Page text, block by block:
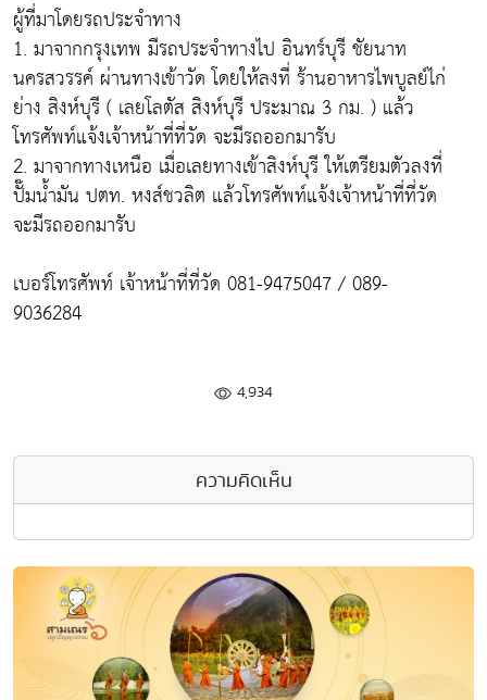
ผู้ที่มาโดยรถประจำทาง
1. มาจากกรุงเทพ มีรถประจำทางไป อินทร์บุรี ชัยนาท
นครสวรรค์ ผ่านทางเข้าวัด โดยให้ลงที่ ร้านอาหารไพบูลย์ไก่
ย่าง สิงห์บุรี ( เลยโลตัส สิงห์บุรี ประมาณ 3 กม. ) แล้ว
โทรศัพท์แจ้งเจ้าหน้าที่ที่วัด จะมีรถออกมารับ
2. มาจากทางเหนือ เมื่อเลยทางเข้าสิงห์บุรี ให้เตรียมตัวลงที่
ปั๊มน้ำมัน ปตท. หงส์ชวลิต แล้วโทรศัพท์แจ้งเจ้าหน้าที่ที่วัด
จะมีรถออกมารับ
เบอร์โทรศัพท์ เจ้าหน้าที่ที่วัด 081-9475047 / 089-
9036284
4,934
ความคิดเห็น